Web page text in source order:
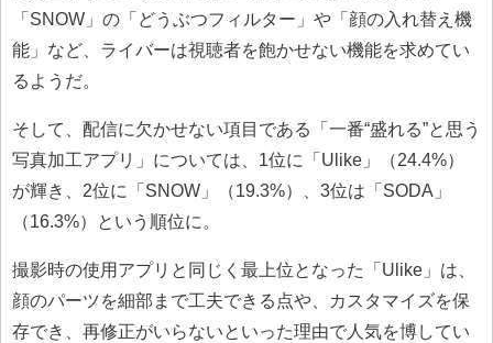
「SNOW」の「どうぶつフィルター」や「顔の入れ替え機
能」など、ライバーは視聴者を飽かせない機能を求めてい
るようだ。
そして、配信に欠かせない項目である「一番“盛れる”と思う
写真加工アプリ」については、1位に「Ulike」（24.4%）
が輝き、2位に「SNOW」（19.3%）、3位は「SODA」
（16.3%）という順位に。
撮影時の使用アプリと同じく最上位となった「Ulike」は、
顔のパーツを細部まで工夫できる点や、カスタマイズを保
存でき、再修正がいらないといった理由で人気を博してい